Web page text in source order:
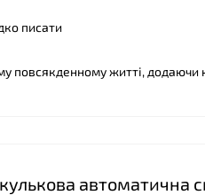
писати
повсякденному житті,
автоматична